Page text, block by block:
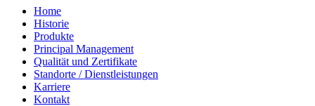
Home
Historie
Produkte
Principal Management
Qualität und Zertifikate
Standorte / Dienstleistungen
Karriere
Kontakt